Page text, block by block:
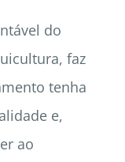
do
faz
tenha
e,
ao